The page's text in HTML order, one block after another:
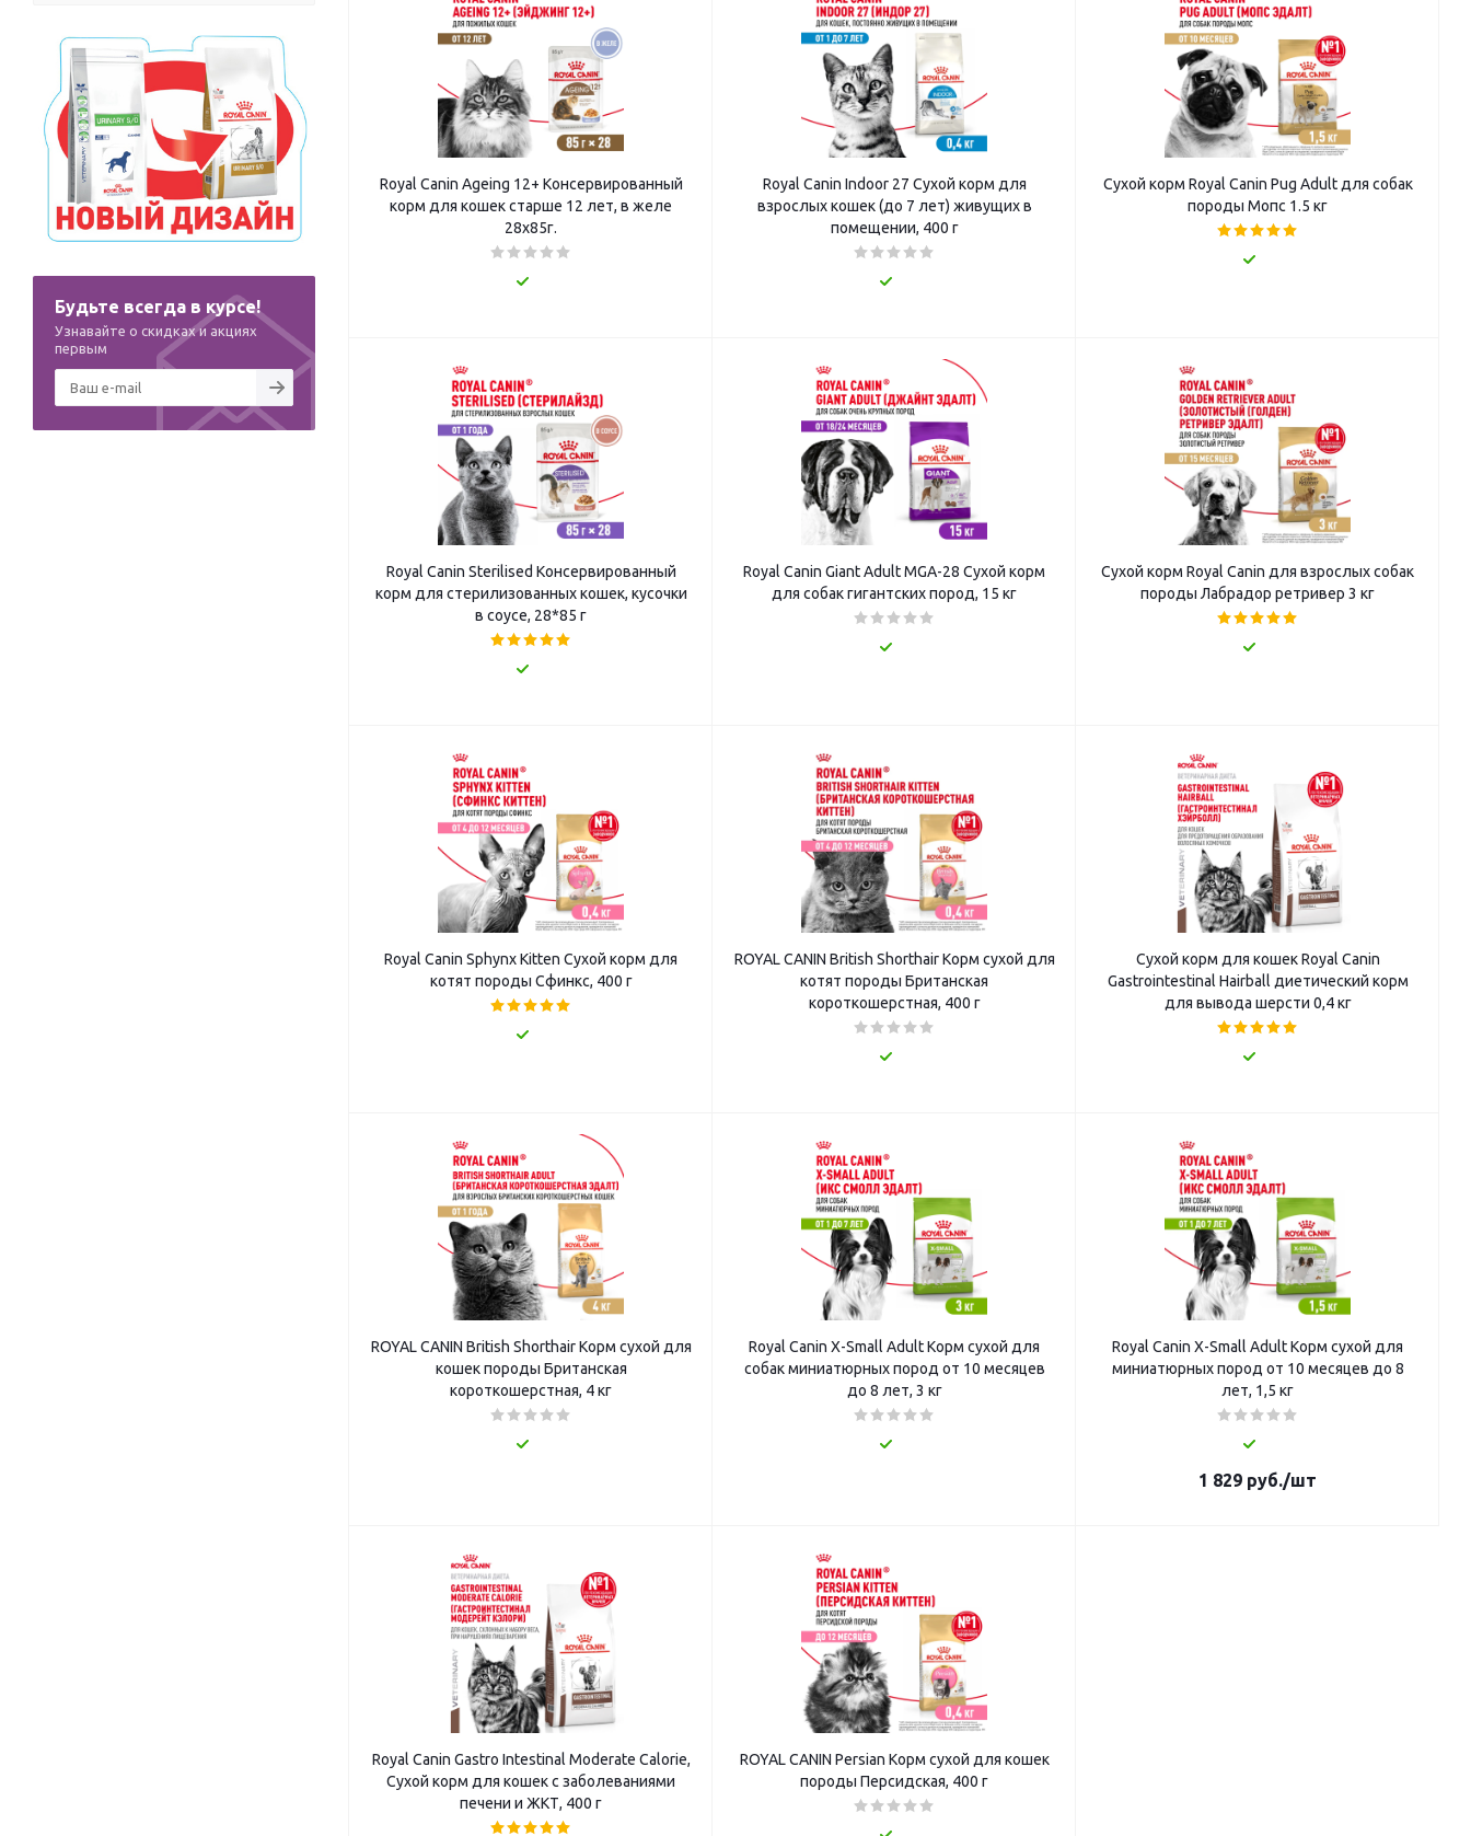
Royal Canin Ageing 12+ Консервированный
корм для кошек старше 12 лет, в желе
28x85г.
Royal Canin Indoor 27 Сухой корм для
взрослых кошек (до 7 лет) живущих в
помещении, 400 г
Сухой корм Royal Canin Pug Adult для собак
породы Мопс 1.5 кг
Royal Canin Sterilised Консервированный
корм для стерилизованных кошек, кусочки
в соусе, 28*85 г
Royal Canin Giant Adult MGA-28 Сухой корм
для собак гигантских пород, 15 кг
Сухой корм Royal Canin для взрослых собак
породы Лабрадор ретривер 3 кг
Royal Canin Sphynx Kitten Сухой корм для
котят породы Сфинкс, 400 г
ROYAL CANIN British Shorthair Корм сухой для
котят породы Британская
короткошерстная, 400 г
Сухой корм для кошек Royal Canin
Gastrointestinal Hairball диетический корм
для вывода шерсти 0,4 кг
ROYAL CANIN British Shorthair Корм сухой для
кошек породы Британская
короткошерстная, 4 кг
Royal Canin X-Small Adult Корм сухой для
собак миниатюрных пород от 10 месяцев
до 8 лет, 3 кг
Royal Canin X-Small Adult Корм сухой для
миниатюрных пород от 10 месяцев до 8
лет, 1,5 кг
1 829 руб./шт
Royal Canin Gastro Intestinal Moderate Calorie,
Сухой корм для кошек с заболеваниями
печени и ЖКТ, 400 г
ROYAL CANIN Persian Корм сухой для кошек
породы Персидская, 400 г
Будьте всегда в курсе!
Узнавайте о скидках и акциях
первым